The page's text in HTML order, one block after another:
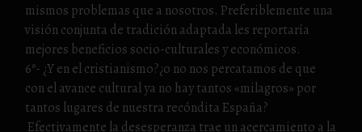
mismos problemas que a nosotros. Preferiblemente una
visión conjunta de tradición adaptada les reportaría
mejores beneficios socio-culturales y económicos.
6º- ¿Y en el cristianismo?¿o no nos percatamos de que
con el avance cultural ya no hay tantos «milagros» por
tantos lugares de nuestra recóndita España?
Efectivamente la desesperanza trae un acercamiento a la